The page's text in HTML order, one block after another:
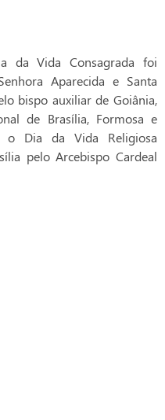
da Vida Consagrada foi
Aparecida e Santa
bispo auxiliar de Goiânia,
de Brasília, Formosa e
o Dia da Vida Religiosa
pelo Arcebispo Cardeal